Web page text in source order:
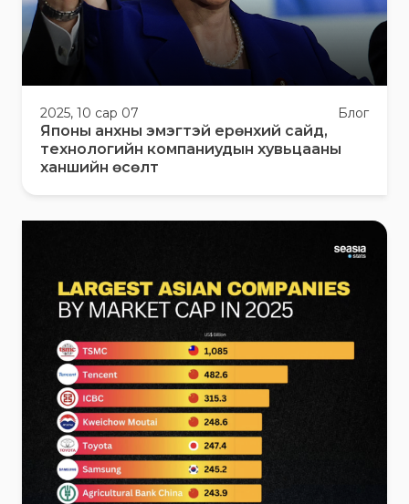
2025, 10 сар 07 Блог
Японы анхны эмэгтэй ерөнхий сайд,
технологийн компаниудын хувьцааны
ханшийн өсөлт